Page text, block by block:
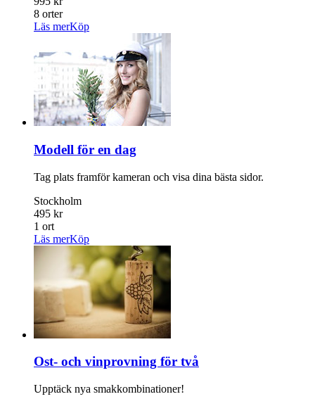
8 orter
Läs merKöp
Modell för en dag
Tag plats framför kameran och visa dina bästa sidor.
Stockholm
495 kr
1 ort
Läs merKöp
Ost- och vinprovning för två
Upptäck nya smakkombinationer!